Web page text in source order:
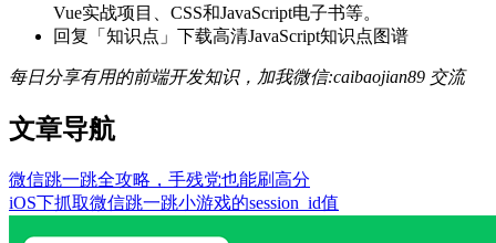
Vue实战项目、CSS和JavaScript电子书等。
回复「知识点」下载高清JavaScript知识点图谱
每日分享有用的前端开发知识，加我微信:caibaojian89 交流
文章导航
微信跳一跳全攻略，手残党也能刷高分
iOS下抓取微信跳一跳小游戏的session_id值